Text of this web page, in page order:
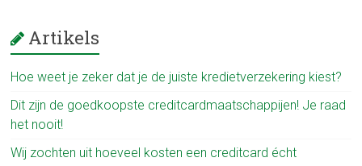
Artikels
Hoe weet je zeker dat je de juiste kredietverzekering kiest?
Dit zijn de goedkoopste creditcardmaatschappijen! Je raad
het nooit!
Wij zochten uit hoeveel kosten een creditcard écht